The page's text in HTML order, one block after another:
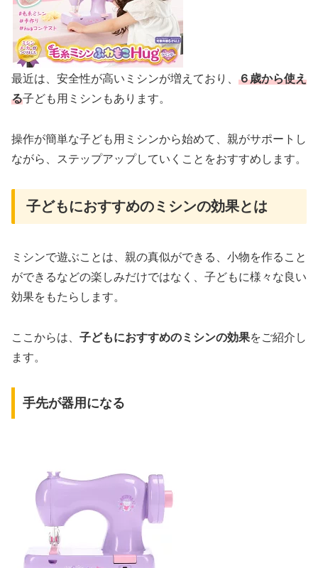
最近は、安全性が高いミシンが増えており、 ６歳から使え
る子ども用ミシンもあります。
操作が簡単な子ども用ミシンから始めて、親がサポートし
ながら、ステップアップしていくことをおすすめします。
子どもにおすすめのミシンの効果とは
ミシンで遊ぶことは、親の真似ができる、小物を作ること
ができるなどの楽しみだけではなく、子どもに様々な良い
効果をもたらします。
ここからは、 子どもにおすすめのミシンの効果をご紹介し
ます。
手先が器用になる